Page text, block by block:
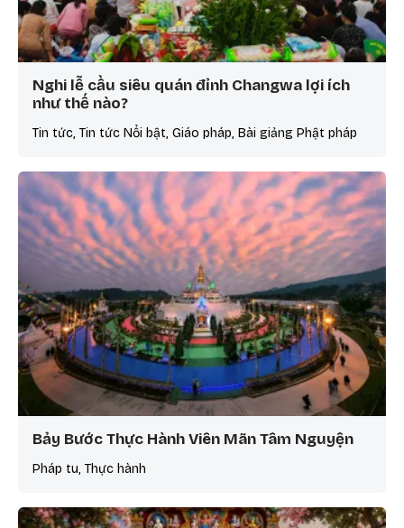
Nghi lễ cầu siêu quán đỉnh Changwa lợi ích
như thế nào?
Tin tức, Tin tức Nổi bật, Giáo pháp, Bài giảng Phật pháp
Bảy Bước Thực Hành Viên Mãn Tâm Nguyện
Pháp tu, Thực hành